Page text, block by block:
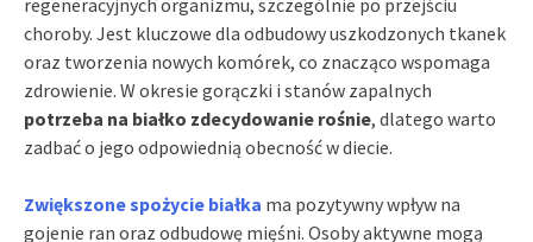
choroby. Jest kluczowe dla odbudowy uszkodzonych tkanek
oraz tworzenia nowych komórek, co znacząco wspomaga
zdrowienie. W okresie gorączki i stanów zapalnych
potrzeba na białko zdecydowanie rośnie, dlatego warto
zadbać o jego odpowiednią obecność w diecie.
Zwiększone spożycie białka ma pozytywny wpływ na
gojenie ran oraz odbudowę mięśni. Osoby aktywne mogą